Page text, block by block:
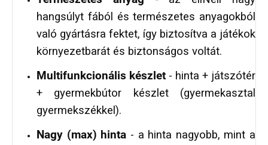
hangsúlyt fából és természetes anyagokból
való gyártásra fektet, így biztosítva a játékok
környezetbarát és biztonságos voltát.
Multifunkcionális készlet - hinta + játszótér
+ gyermekbútor készlet (gyermekasztal
gyermekszékkel).
Nagy (max) hinta - a hinta nagyobb, mint a